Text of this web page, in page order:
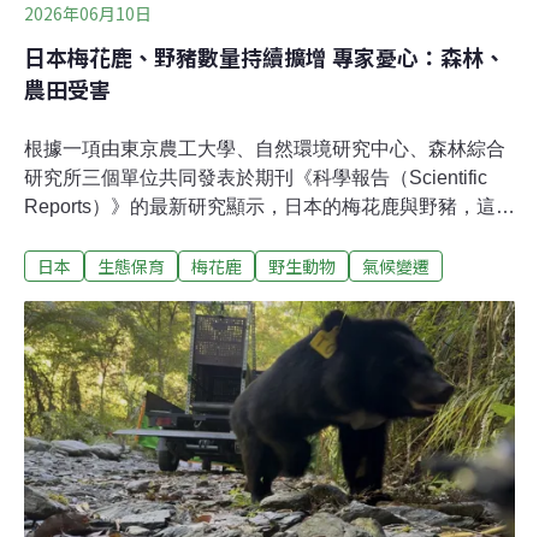
2026年06月10日
日本梅花鹿、野豬數量持續擴增 專家憂心：森林、
農田受害
根據一項由東京農工大學、自然環境研究中心、森林綜合
研究所三個單位共同發表於期刊《科學報告（Scientific
Reports）》的最新研究顯示，日本的梅花鹿與野豬，這兩
全國主要都市圈外的所有地區。日本梅花鹿與野豬激增 棲
在近40年間迅速增加，棲息地也隨之擴大，對自然生態、
農林漁業，皆造成了越來越嚴重的破壞。根據日本環境省
的調查，截至2023年，不含北海道、本州以南的地區，梅
花鹿數量估計為305萬頭，野豬則約為98萬頭。而從1978
年到2020年，42年間，梅花鹿的棲息地擴增了約2.7倍，
野豬則為約1.7倍，成長幅度相當驚人，且仍在繼續擴張。
研究的主要作者、東京農工大學的講師諸澤崇裕指出，在
關東平原，包括東京在內的河流沿岸及其他地區，鹿的蹤
日本 生態保育 梅花鹿 野生動物 氣候變遷